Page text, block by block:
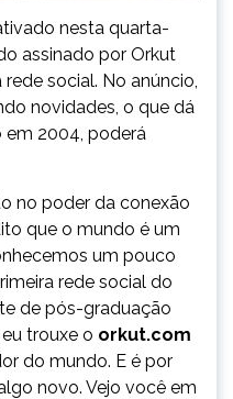
nesta quarta-
assinado por Orkut
social. No anúncio,
novidades, o que dá
em 2004, poderá
no poder da conexão
que o mundo é um
um pouco
rede social do
de pós-graduação
trouxe o orkut.com
do mundo. E é por
novo. Vejo você em